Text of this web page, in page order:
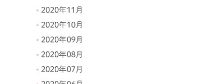
2020年11月
2020年10月
2020年09月
2020年08月
2020年07月